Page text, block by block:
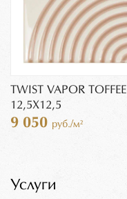
TWIST VAPOR TOFFEE
12,5X12,5
9 050 руб./м²
Услуги